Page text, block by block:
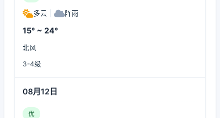
多云 阵雨
15° ~ 24°
北风
3-4级
08月12日
优